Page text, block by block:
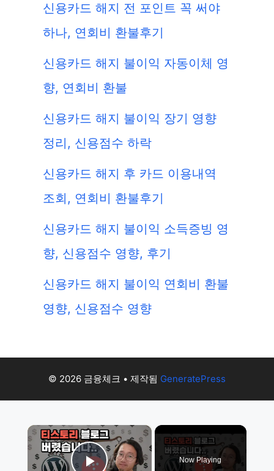
신용카드 해지 전 포인트 꼭 써야
하나, 연회비 환불후기
신용카드 해지 불이익 자동이체 영
향, 연회비 환불
신용카드 해지 불이익 장기 영향
정리, 신용점수 하락
신용카드 해지 후 카드 이용내역
조회, 연회비 환불후기
신용카드 해지 불이익 소득증빙 영
향, 신용점수 영향, 후기
신용카드 해지 불이익 연회비 환불
영향, 신용점수 영향
© 2026 금융체크 • 제작됨 GeneratePress
×
Now Playing